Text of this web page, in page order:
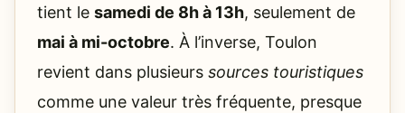
tient le samedi de 8h à 13h, seulement de
mai à mi-octobre. À l’inverse, Toulon
revient dans plusieurs sources touristiques
comme une valeur très fréquente, presque